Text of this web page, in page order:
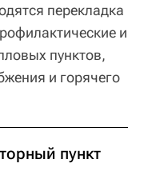
перекладка
и
пунктов,
и горячего
пункт